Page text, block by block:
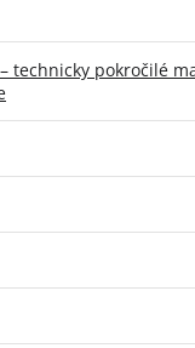
technicky pokročilé